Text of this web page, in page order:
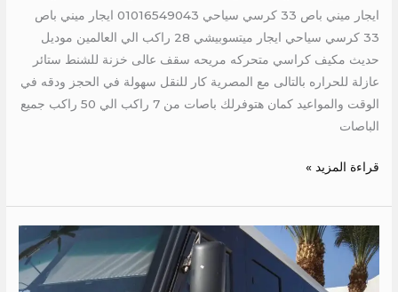
ايجار ميني باص 33 كرسي سياحي 01016549043 ايجار ميني باص
33 كرسي سياحي ايجار ميتسوبيشي 28 راكب الي العالمين موديل
حديث مكيف كراسي متحركه مريحه سقف عالى خزنة للشنط ستائر
عازلة للحراره بالتالى مع المصرية كار للنقل سهولة في الحجز ودقه في
الوقت والمواعيد كمان هتوفرلك باصات من 7 راكب الي 50 راكب جميع
الباصات
قراءة المزيد »
ايجار
ميني
باص